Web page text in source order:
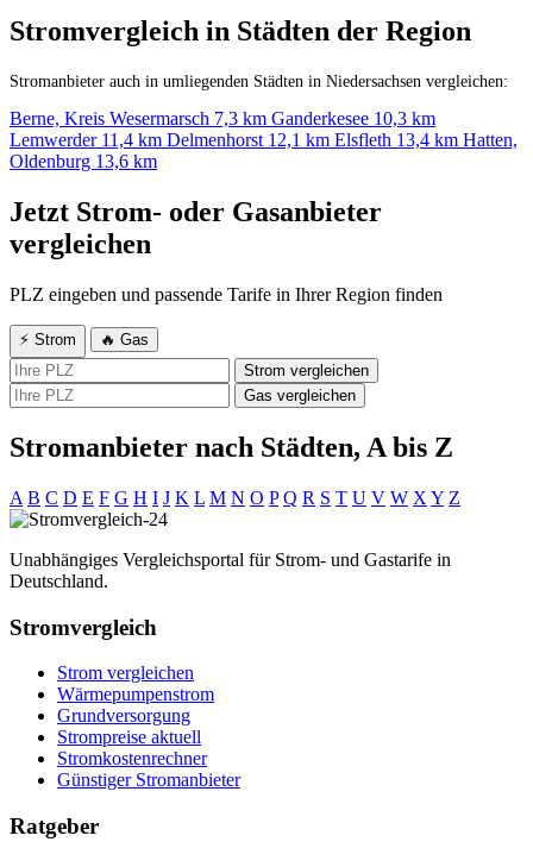
Stromvergleich in Städten der Region
Stromanbieter auch in umliegenden Städten in Niedersachsen vergleichen:
Berne, Kreis Wesermarsch 7,3 km Ganderkesee 10,3 km
Lemwerder 11,4 km Delmenhorst 12,1 km Elsfleth 13,4 km Hatten,
Oldenburg 13,6 km
Jetzt Strom- oder Gasanbieter
vergleichen
PLZ eingeben und passende Tarife in Ihrer Region finden
⚡ Strom
🔥 Gas
Strom vergleichen
Gas vergleichen
Stromanbieter nach Städten, A bis Z
A B C D E F G H I J K L M N O P Q R S T U V W X Y Z
Unabhängiges Vergleichsportal für Strom- und Gastarife in
Deutschland.
Stromvergleich
Strom vergleichen
Wärmepumpenstrom
Grundversorgung
Strompreise aktuell
Stromkostenrechner
Günstiger Stromanbieter
Ratgeber